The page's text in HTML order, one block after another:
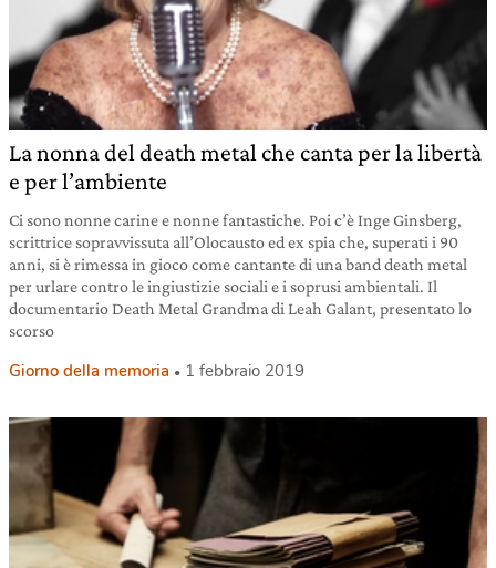
La nonna del death metal che canta per la libertà
e per l’ambiente
Ci sono nonne carine e nonne fantastiche. Poi c’è Inge Ginsberg,
scrittrice sopravvissuta all’Olocausto ed ex spia che, superati i 90
anni, si è rimessa in gioco come cantante di una band death metal
per urlare contro le ingiustizie sociali e i soprusi ambientali. Il
documentario Death Metal Grandma di Leah Galant, presentato lo
scorso
Giorno della memoria 1 febbraio 2019